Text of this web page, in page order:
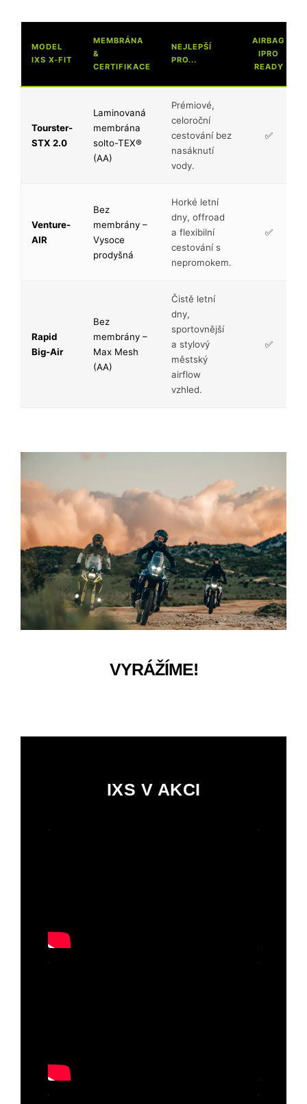
MODEL
IXS X-FIT
MEMBRÁNA
&
CERTIFIKACE
NEJLEPŠÍ
PRO...
AIRBAG
IPRO
READY
Tourster-
STX 2.0
Laminovaná
membrána
solto-TEX®
(AA)
Prémiové,
celoroční
cestování bez
nasáknutí
vody.
✅
Venture-
AIR
Bez
membrány –
Vysoce
prodyšná
Horké letní
dny, offroad
a flexibilní
cestování s
nepromokem.
✅
Rapid
Big-Air
Bez
membrány –
Max Mesh
(AA)
Čistě letní
dny,
sportovnější
a stylový
městský
airflow
vzhled.
✅
VYRÁŽÍME!
IXS V AKCI